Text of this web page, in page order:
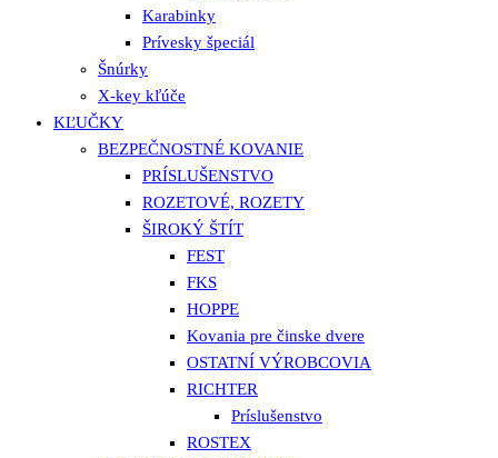
Karabinky
Prívesky špeciál
Šnúrky
X-key kľúče
KĽUČKY
BEZPEČNOSTNÉ KOVANIE
PRÍSLUŠENSTVO
ROZETOVÉ, ROZETY
ŠIROKÝ ŠTÍT
FEST
FKS
HOPPE
Kovania pre činske dvere
OSTATNÍ VÝROBCOVIA
RICHTER
Príslušenstvo
ROSTEX